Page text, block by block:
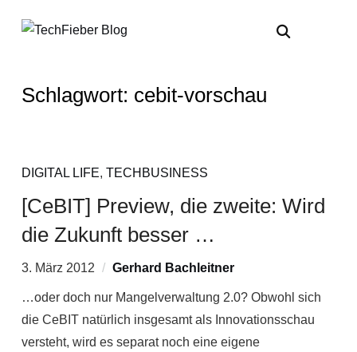
Schlagwort: cebit-vorschau
DIGITAL LIFE, TECHBUSINESS
[CeBIT] Preview, die zweite: Wird
die Zukunft besser …
3. März 2012 Gerhard Bachleitner
…oder doch nur Mangelverwaltung 2.0? Obwohl sich
die CeBIT natürlich insgesamt als Innovationsschau
versteht, wird es separat noch eine eigene